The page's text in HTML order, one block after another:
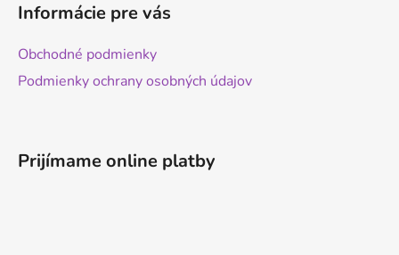
Informácie pre vás
Obchodné podmienky
Podmienky ochrany osobných údajov
Prijímame online platby